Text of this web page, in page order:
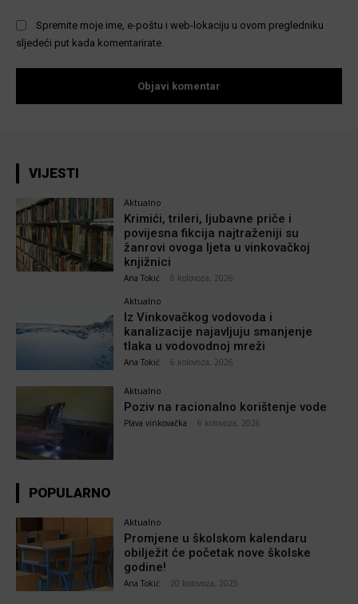
Spremite moje ime, e-poštu i web-lokaciju u ovom pregledniku
sljedeći put kada komentarirate.
VIJESTI
Aktualno
Krimići, trileri, ljubavne priče i
povijesna fikcija najtraženiji su
žanrovi ovoga ljeta u vinkovačkoj
knjižnici
Ana Tokić 6 kolovoza, 2026
Aktualno
Iz Vinkovačkog vodovoda i
kanalizacije najavljuju smanjenje
tlaka u vodovodnoj mreži
Ana Tokić 6 kolovoza, 2026
Aktualno
Poziv na racionalno korištenje vode
Plava vinkovačka 6 kolovoza, 2026
POPULARNO
Aktualno
Promjene u školskom kalendaru
obilježit će početak nove školske
godine!
Ana Tokić 20 kolovoza, 2025